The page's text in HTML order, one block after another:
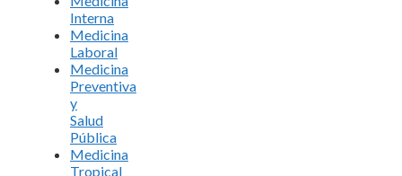
Interna
Medicina
Laboral
Medicina
Preventiva
y
Salud
Pública
Medicina
Tropical